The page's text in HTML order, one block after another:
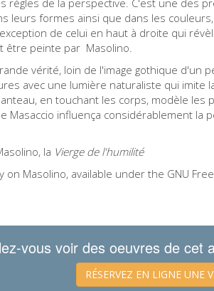
règles de la perspective. C'est une des
leurs formes ainsi que dans les
de celui en haut à droite qui
être peinte par Masolino.
vérité, loin de l'image gothique d'un
avec une lumière naturaliste qui imite
en touchant les corps, modèle les
Masaccio influença considérablement la
la Vierge de l'humilité
Masolino, available under the GNU Free
vous voir des oeuvres de cet
RÉSERVEZ EN LIGNE UNE